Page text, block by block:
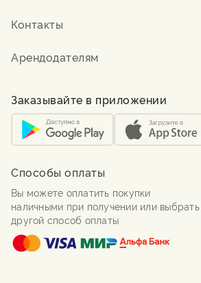
Контакты
Арендодателям
Заказывайте в приложении
Способы оплаты
Вы можете оплатить покупки
наличными при получении или выбрать
другой способ оплаты